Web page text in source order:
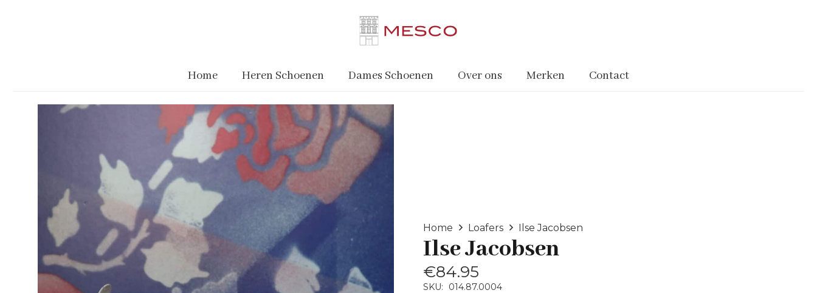
Home Heren Schoenen Dames Schoenen Over ons Merken Contact
Home Loafers Ilse Jacobsen
Ilse Jacobsen
€84.95
SKU: 014.87.0004